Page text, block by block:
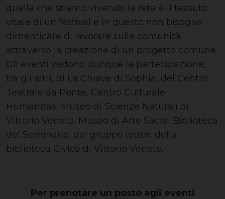
quella che stiamo vivendo la rete è il tessuto
vitale di un festival e in questo non bisogna
dimenticare di lavorare sulla comunità
attraverso la creazione di un progetto comune.
Gli eventi vedono dunque la partecipazione,
tra gli altri, di La Chiave di Sophia, del Centro
Teatrale da Ponte, Centro Culturale
Humanitas, Museo di Scienze Naturali di
Vittorio Veneto, Museo di Arte Sacra, Biblioteca
del Seminario, del gruppo lettori della
biblioteca Civica di Vittorio Veneto.
Per prenotare un posto agli eventi